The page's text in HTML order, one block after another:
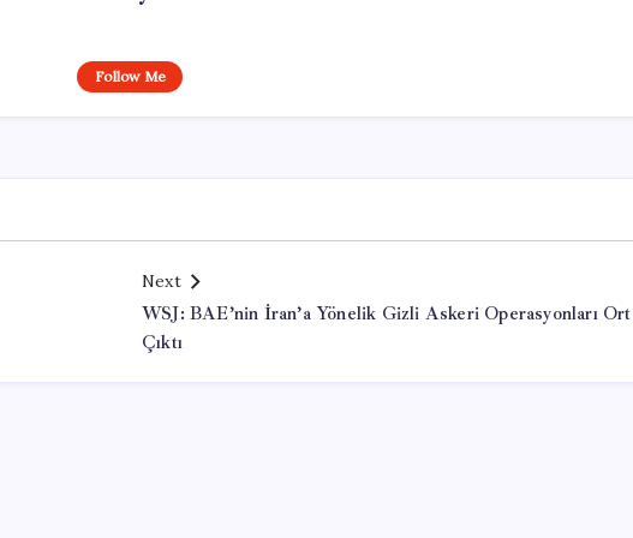
Follow Me
Next
WSJ: BAE’nin İran’a Yönelik Gizli Askeri Operasyonları
Çıktı